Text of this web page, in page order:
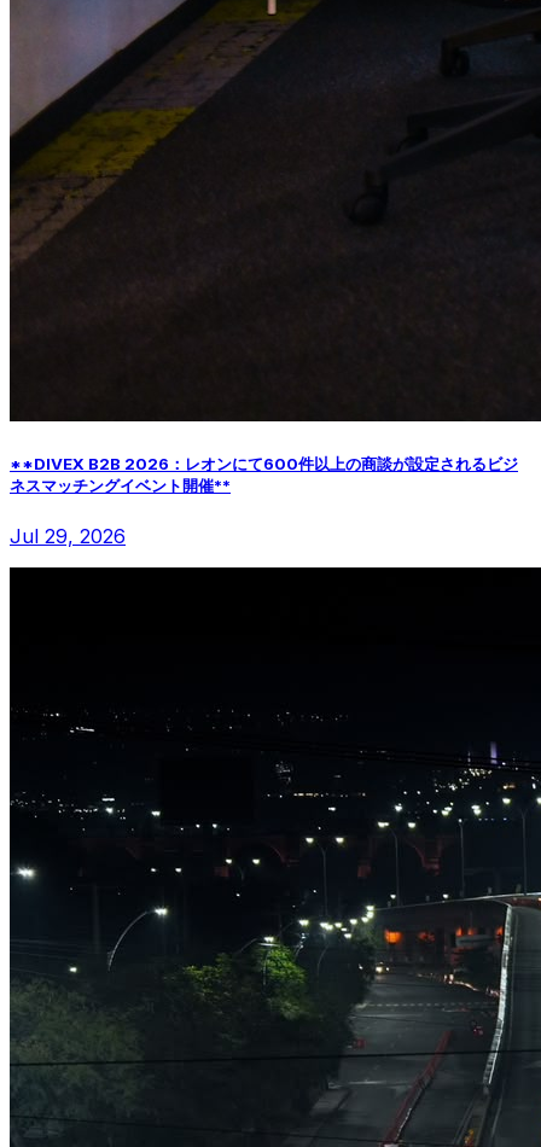
**DIVEX B2B 2026：レオンにて600件以上の商談が設定されるビジ
ネスマッチングイベント開催**
Jul 29, 2026